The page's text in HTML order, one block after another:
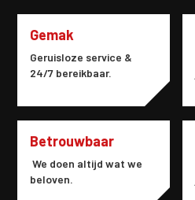
Gemak
Geruisloze service &
24/7 bereikbaar.
Betrouwbaar
We doen altijd wat we
beloven.